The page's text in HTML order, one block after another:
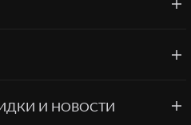
И НОВОСТИ